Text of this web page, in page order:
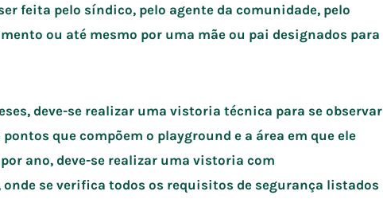
feita pelo síndico, pelo agente da comunidade, pelo
ou até mesmo por uma mãe ou pai designados para
deve-se realizar uma vistoria técnica para se observar
que compõem o playground e a área em que ele
ano, deve-se realizar uma vistoria com
onde se verifica todos os requisitos de segurança listados